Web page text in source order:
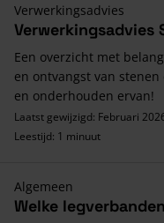
Verwerkingsadvies
Verwerkingsadvies
Een overzicht met
en ontvangst van
en onderhouden ervan!
Laatst gewijzigd: Februari
Leestijd: 1 minuut
Algemeen
Welke